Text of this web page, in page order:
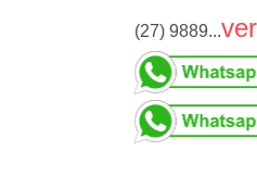
(27) 9889...